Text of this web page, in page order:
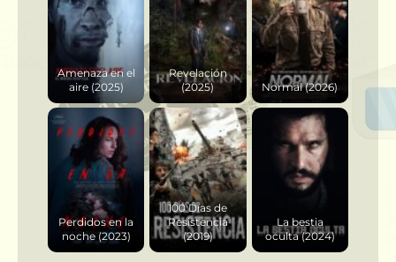
Amenaza en el
aire (2025)
Revelación
(2025)
Normal (2026)
Perdidos en la
noche (2023)
100 Días de
Resistencia
(2019)
La bestia
oculta (2024)